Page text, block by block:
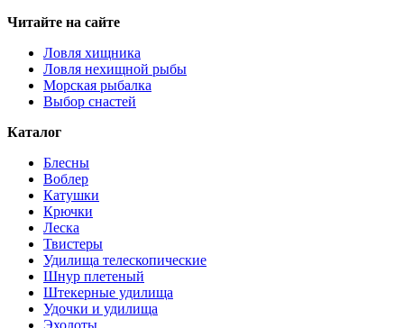
Читайте на сайте
Ловля хищника
Ловля нехищной рыбы
Морская рыбалка
Выбор снастей
Каталог
Блесны
Воблер
Катушки
Крючки
Леска
Твистеры
Удилища телескопические
Шнур плетеный
Штекерные удилища
Удочки и удилища
Эхолоты